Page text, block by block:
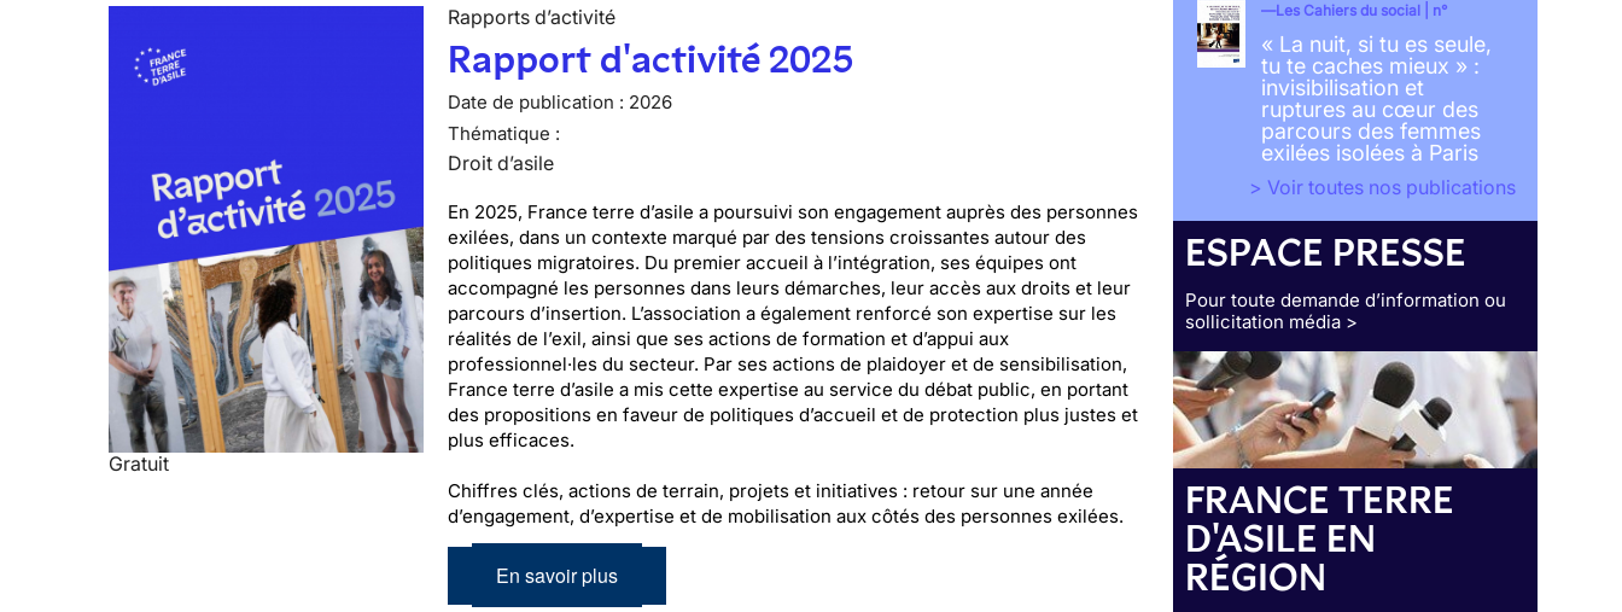
Gratuit
Rapports d’activité
Rapport d'activité 2025
Date de publication : 2026
Thématique :
Droit d’asile
En 2025, France terre d’asile a poursuivi son engagement auprès des personnes
exilées, dans un contexte marqué par des tensions croissantes autour des
politiques migratoires. Du premier accueil à l’intégration, ses équipes ont
accompagné les personnes dans leurs démarches, leur accès aux droits et leur
parcours d’insertion. L’association a également renforcé son expertise sur les
réalités de l’exil, ainsi que ses actions de formation et d’appui aux
professionnel·les du secteur. Par ses actions de plaidoyer et de sensibilisation,
France terre d’asile a mis cette expertise au service du débat public, en portant
des propositions en faveur de politiques d’accueil et de protection plus justes et
plus efficaces.
Chiffres clés, actions de terrain, projets et initiatives : retour sur une année
d’engagement, d’expertise et de mobilisation aux côtés des personnes exilées.
En savoir plus
Les Cahiers du social | n°
« La nuit, si tu es seule,
tu te caches mieux » :
invisibilisation et
ruptures au cœur des
parcours des femmes
exilées isolées à Paris
> Voir toutes nos publications
ESPACE PRESSE
Pour toute demande d’information ou
sollicitation média >
FRANCE TERRE
D'ASILE EN
RÉGION